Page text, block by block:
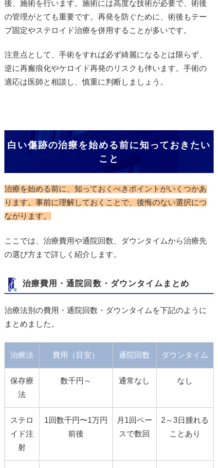
後、施術を行います。施術には高度な技術が必要で、術後
の管理がとても重要です。再発を防ぐために、術後もテー
プ固定やステロイド治療を併用することが多いです。
注意点として、手術をすれば必ず綺麗になるとは限らず、
逆に再瘢痕化やケロイド再発のリスクも伴います。手術の
適応は医師と相談し、慎重に判断しましょう。
白い傷跡の治療を始める前に知っておきたい
こと
治療を始める前に、知っておくべきポイントがいくつかあ
ります。事前に理解しておくことで、後悔のない選択につ
ながります。
ここでは、治療費用や通院回数、ダウンタイムから治療先
の選び方まで詳しく紹介します。
治療費用・通院回数・ダウンタイムまとめ
治療法別の費用・通院回数・ダウンタイムを下記のように
まとめました。
治療法 費用（目安） 通院回数 ダウンタイム
保存療
法
数千円～ 通常なし なし
ステロ
イド注
射
1回数千円〜1万円
前後
月1回ペー
スで数回
2～3日腫れる
ことあり